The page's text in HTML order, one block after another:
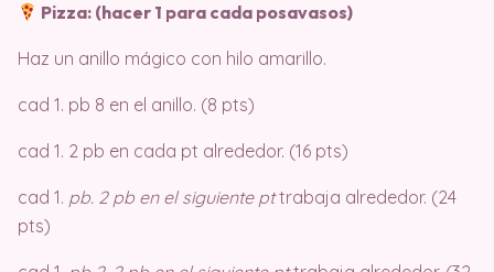
Pizza: (hacer 1 para cada posavasos)
Haz un anillo mágico con hilo amarillo.
cad 1. pb 8 en el anillo. (8 pts)
cad 1. 2 pb en cada pt alrededor. (16 pts)
cad 1. pb. 2 pb en el siguiente pttrabaja alrededor. (24
pts)